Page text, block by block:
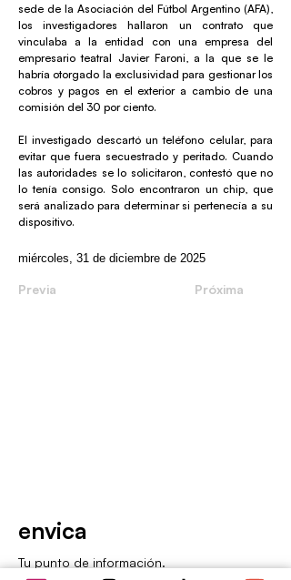
sede de la Asociación del Fútbol Argentino (AFA),
los investigadores hallaron un contrato que
vinculaba a la entidad con una empresa del
empresario teatral Javier Faroni, a la que se le
habría otorgado la exclusividad para gestionar los
cobros y pagos en el exterior a cambio de una
comisión del 30 por ciento.
El investigado descartó un teléfono celular, para
evitar que fuera secuestrado y peritado. Cuando
las autoridades se lo solicitaron, contestó que no
lo tenía consigo. Solo encontraron un chip, que
será analizado para determinar si pertenecía a su
dispositivo.
miércoles, 31 de diciembre de 2025
Previa Próxima
envica
Tu punto de información.